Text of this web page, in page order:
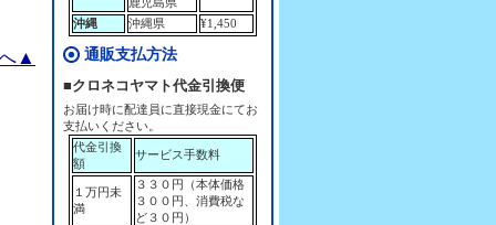
▲
沖縄 沖縄県 ¥1,450
通販支払方法
■クロネコヤマト代金引換便
お届け時に配達員に直接現金にてお
支払いください。
代金引換
額
サービス手数料
１万円未
満
３３０円（本体価格
３００円、消費税な
ど３０円）